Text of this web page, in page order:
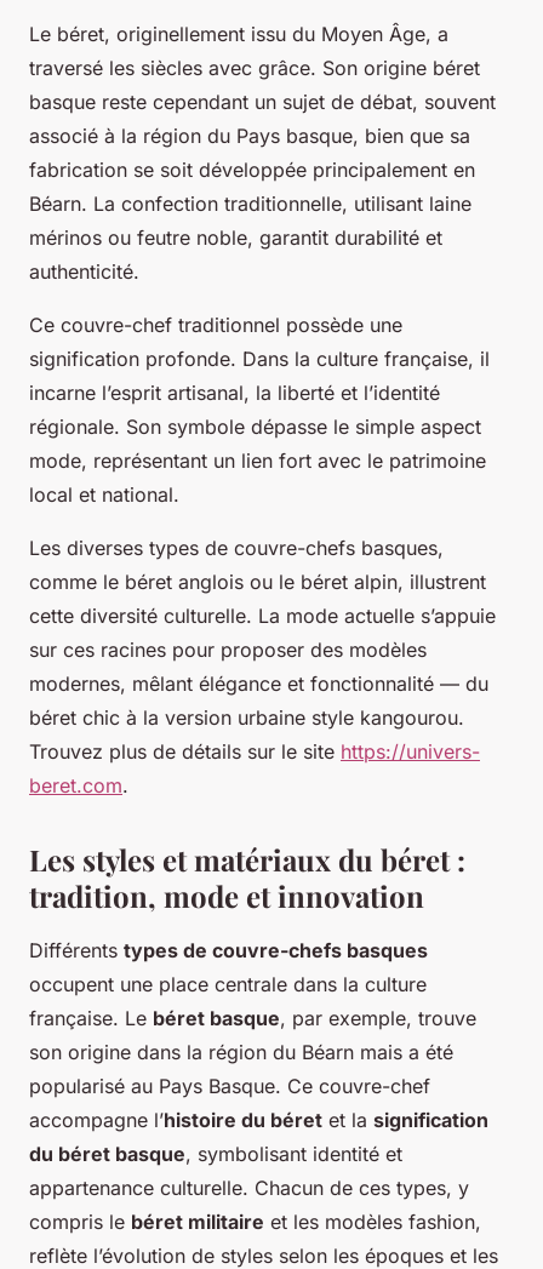
Le béret, originellement issu du Moyen Âge, a
traversé les siècles avec grâce. Son origine béret
basque reste cependant un sujet de débat, souvent
associé à la région du Pays basque, bien que sa
fabrication se soit développée principalement en
Béarn. La confection traditionnelle, utilisant laine
mérinos ou feutre noble, garantit durabilité et
authenticité.
Ce couvre-chef traditionnel possède une
signification profonde. Dans la culture française, il
incarne l’esprit artisanal, la liberté et l’identité
régionale. Son symbole dépasse le simple aspect
mode, représentant un lien fort avec le patrimoine
local et national.
Les diverses types de couvre-chefs basques,
comme le béret anglois ou le béret alpin, illustrent
cette diversité culturelle. La mode actuelle s’appuie
sur ces racines pour proposer des modèles
modernes, mêlant élégance et fonctionnalité — du
béret chic à la version urbaine style kangourou.
Trouvez plus de détails sur le site https://univers-
beret.com.
Les styles et matériaux du béret :
tradition, mode et innovation
Différents types de couvre-chefs basques
occupent une place centrale dans la culture
française. Le béret basque, par exemple, trouve
son origine dans la région du Béarn mais a été
popularisé au Pays Basque. Ce couvre-chef
accompagne l’histoire du béret et la signification
du béret basque, symbolisant identité et
appartenance culturelle. Chacun de ces types, y
compris le béret militaire et les modèles fashion,
reflète l’évolution de styles selon les époques et les